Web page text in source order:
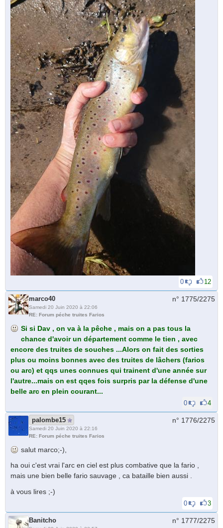
0 12
marco40
Samedi 20 Juin 2020 à 22:06
RE: Forum péche truites Farios
n° 1775/2275
Si si Dav , on va à la pêche , mais on a pas tous la
chance d'avoir un département comme le tien , avec
encore des truites de souches ...Alors on fait des sorties
plus ou moins bonnes avec des truites de lâchers (farios
ou arc) et qqs unes connues qui trainent d'une année sur
l'autre...mais on est qqes fois surpris par la défense d'une
belle arc en plein courant...
0 4
palombe15
Samedi 20 Juin 2020 à 22:16
RE: Forum péche truites Farios
n° 1776/2275
salut marco;-),
ha oui c'est vrai l'arc en ciel est plus combative que la fario ,
mais une bien belle fario sauvage , ca bataille bien aussi .
à vous lires ;-)
0 3
Banitcho n° 1777/2275